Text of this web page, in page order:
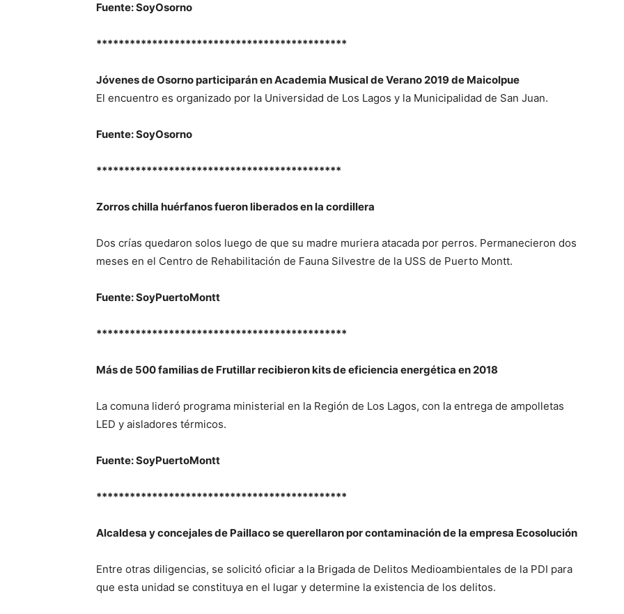
Fuente: SoyOsorno
*********************************************
Jóvenes de Osorno participarán en Academia Musical de Verano 2019 de Maicolpue
El encuentro es organizado por la Universidad de Los Lagos y la Municipalidad de San Juan.
Fuente: SoyOsorno
********************************************
Zorros chilla huérfanos fueron liberados en la cordillera
Dos crías quedaron solos luego de que su madre muriera atacada por perros. Permanecieron dos
meses en el Centro de Rehabilitación de Fauna Silvestre de la USS de Puerto Montt.
Fuente: SoyPuertoMontt
*********************************************
Más de 500 familias de Frutillar recibieron kits de eficiencia energética en 2018
La comuna lideró programa ministerial en la Región de Los Lagos, con la entrega de ampolletas
LED y aisladores térmicos.
Fuente: SoyPuertoMontt
*********************************************
Alcaldesa y concejales de Paillaco se querellaron por contaminación de la empresa Ecosolución
Entre otras diligencias, se solicitó oficiar a la Brigada de Delitos Medioambientales de la PDI para
que esta unidad se constituya en el lugar y determine la existencia de los delitos.